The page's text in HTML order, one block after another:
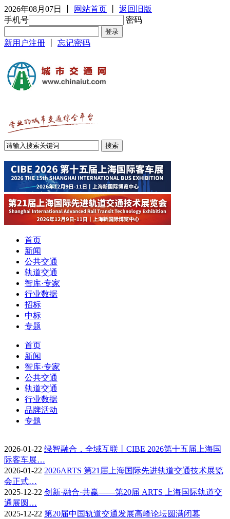
2026年08月07日 网站首页
返回旧版
手机号
密码
新用户注册 忘记密码
首页
新闻
公共交通
轨道交通
智库·专家
行业数据
招标
中标
专题
首页
新闻
智库·专家
公共交通
轨道交通
行业数据
品牌活动
专题
2026-01-22 绿智融合，全域互联丨CIBE 2026第十五届上海国
际客车展…
2026-01-22 2026ARTS 第21届上海国际先进轨道交通技术展览
会正式…
2025-12-22 创新·融合·共赢——第20届 ARTS 上海国际轨道交
通展圆…
2025-12-22 第20届中国轨道交通发展高峰论坛圆满闭幕